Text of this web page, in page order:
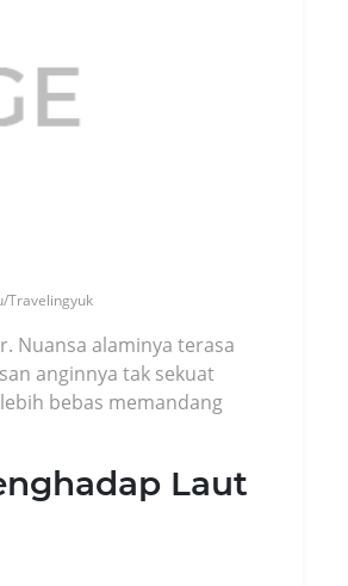
Travelingyuk
Nuansa alaminya terasa
anginnya tak sekuat
bebas memandang
Laut